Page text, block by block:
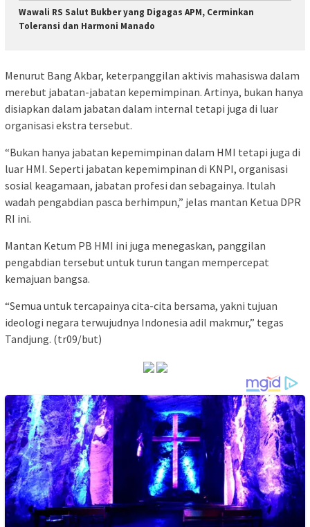
Wawali RS Salut Bukber yang Digagas APM, Cerminkan
Toleransi dan Harmoni Manado
Menurut Bang Akbar, keterpanggilan aktivis mahasiswa dalam
merebut jabatan-jabatan kepemimpinan. Artinya, bukan hanya
disiapkan dalam jabatan dalam internal tetapi juga di luar
organisasi ekstra tersebut.
“Bukan hanya jabatan kepemimpinan dalam HMI tetapi juga di
luar HMI. Seperti jabatan kepemimpinan di KNPI, organisasi
sosial keagamaan, jabatan profesi dan sebagainya. Itulah
wadah pengabdian pasca berhimpun,” jelas mantan Ketua DPR
RI ini.
Mantan Ketum PB HMI ini juga menegaskan, panggilan
pengabdian tersebut untuk turun tangan mempercepat
kemajuan bangsa.
“Semua untuk tercapainya cita-cita bersama, yakni tujuan
ideologi negara terwujudnya Indonesia adil makmur,” tegas
Tandjung. (tr09/but)